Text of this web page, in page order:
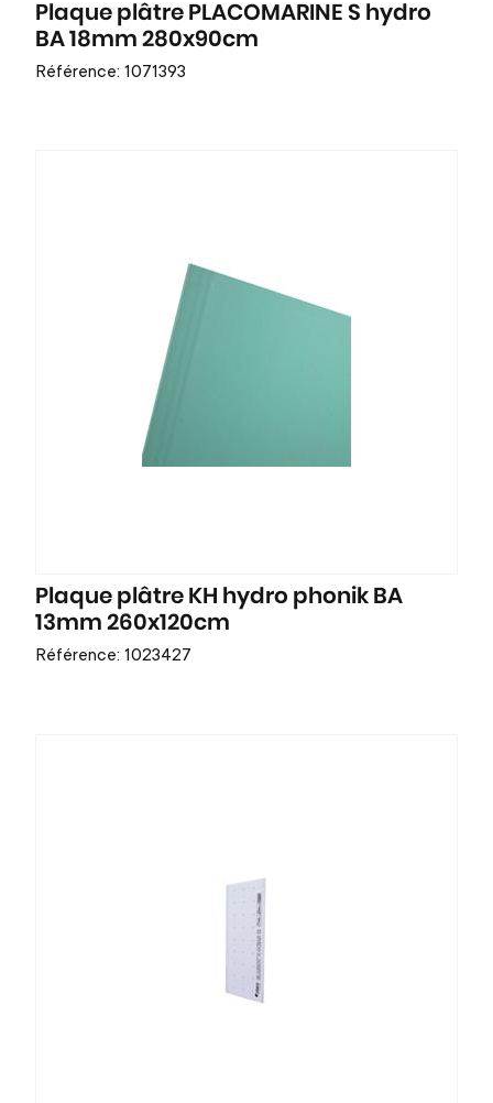
Plaque plâtre PLACOMARINE S hydro
BA 18mm 280x90cm
Référence: 1071393
Plaque plâtre KH hydro phonik BA
13mm 260x120cm
Référence: 1023427